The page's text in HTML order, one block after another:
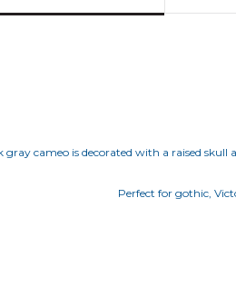
gray cameo is decorated with a raised skull
Perfect for gothic,